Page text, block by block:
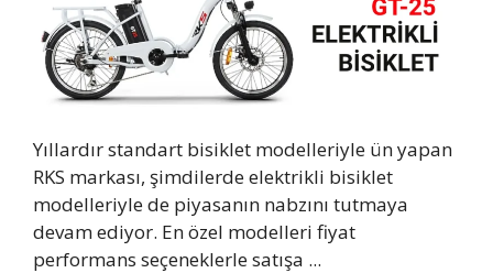
Yıllardır standart bisiklet modelleriyle ün yapan
RKS markası, şimdilerde elektrikli bisiklet
modelleriyle de piyasanın nabzını tutmaya
devam ediyor. En özel modelleri fiyat
performans seçeneklerle satışa ...